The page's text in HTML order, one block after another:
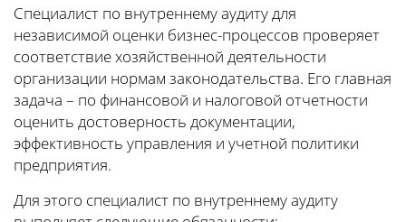
Специалист по внутреннему аудиту для
независимой оценки бизнес-процессов проверяет
соответствие хозяйственной деятельности
организации нормам законодательства. Его главная
задача – по финансовой и налоговой отчетности
оценить достоверность документации,
эффективность управления и учетной политики
предприятия.
Для этого специалист по внутреннему аудиту